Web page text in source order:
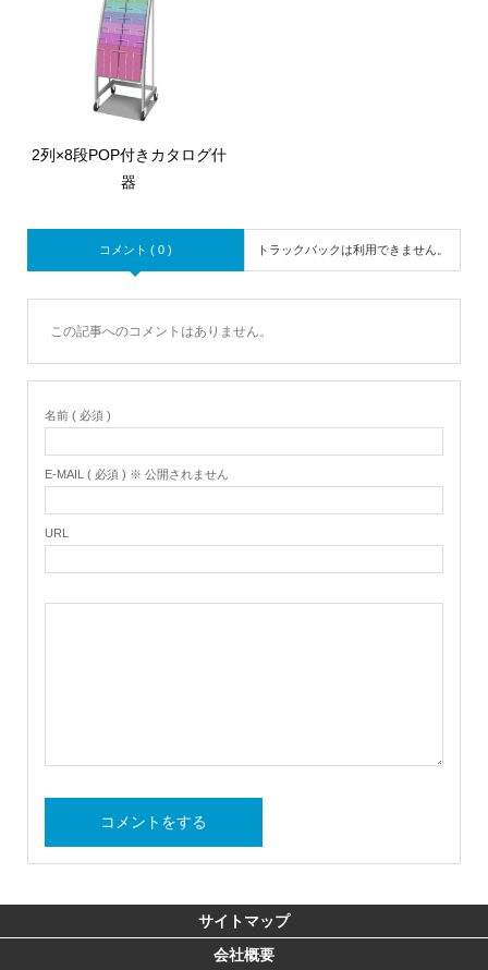
2列×8段POP付きカタログ什
器
コメント ( 0 ) トラックバックは利用できません。
この記事へのコメントはありません。
名前 ( 必須 )
E-MAIL ( 必須 ) ※ 公開されません
URL
サイトマップ
会社概要